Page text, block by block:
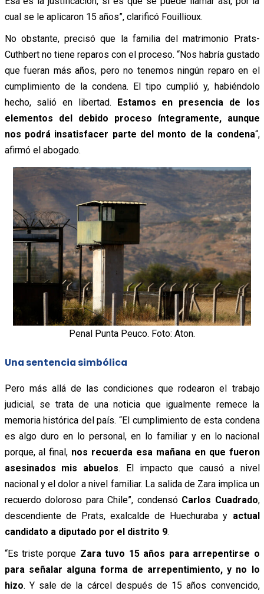
cual se le aplicaron 15 años”, clarificó Fouillioux.
No obstante, precisó que la familia del matrimonio Prats-
Cuthbert no tiene reparos con el proceso. “Nos habría gustado
que fueran más años, pero no tenemos ningún reparo en el
cumplimiento de la condena. El tipo cumplió y, habiéndolo
hecho, salió en libertad.
Estamos en presencia de los
elementos del debido proceso íntegramente, aunque
nos podrá insatisfacer parte del monto de la condena“,
afirmó el abogado.
Penal Punta Peuco. Foto: Aton.
Una sentencia simbólica
Pero más allá de las condiciones que rodearon el trabajo
judicial, se trata de una noticia que igualmente remece la
memoria histórica del país. “El cumplimiento de esta condena
es algo duro en lo personal, en lo familiar y en lo nacional
porque, al final, nos recuerda esa mañana en que fueron
asesinados mis abuelos. El impacto que causó a nivel
nacional y el dolor a nivel familiar. La salida de Zara implica un
recuerdo doloroso para Chile”, condensó Carlos Cuadrado,
descendiente de Prats, exalcalde de Huechuraba y actual
candidato a diputado por el distrito 9.
“Es triste porque Zara tuvo 15 años para arrepentirse o
para señalar alguna forma de arrepentimiento, y no lo
hizo. Y sale de la cárcel después de 15 años convencido,